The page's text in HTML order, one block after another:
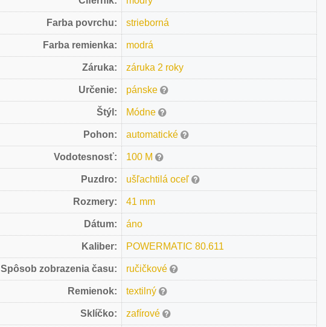
Farba povrchu: strieborná
Farba remienka: modrá
Záruka: záruka 2 roky
Určenie: pánske
Štýl: Módne
Pohon: automatické
Vodotesnosť: 100 M
Puzdro: ušľachtilá oceľ
Rozmery: 41 mm
Dátum: áno
Kaliber: POWERMATIC 80.611
Spôsob zobrazenia času: ručičkové
Remienok: textilný
Sklíčko: zafírové